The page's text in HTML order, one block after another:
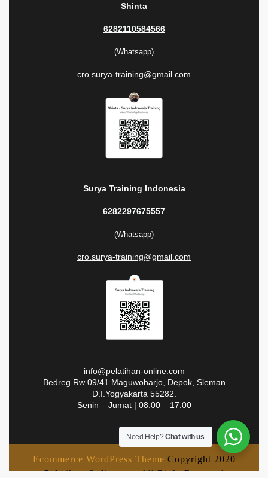
Shinta
6282110584566
(Whatsapp)
cro.surya-training@gmail.com
Surya Training Indonesia
6282297675557
(Whatsapp)
cro.surya-training@gmail.com
info@pelatihan-online.com
Bedreg Rw 09/41 Maguwoharjo, Depok, Sleman
D.I.Yogyakarta 55282.
Senin – Jumat | 08:00 – 17:00
Ecommerce WordPress Theme Copyright 2020
Pelatihan-Online.com All Right Reserved
Need Help?Chat with us